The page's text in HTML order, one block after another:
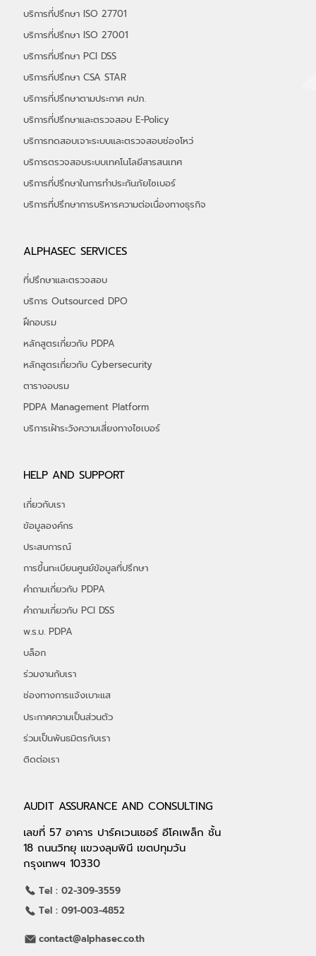
AUDIT ASSURANCE AND CONSULTING
เลขที่ 57 อาคาร ปาร์คเวนเชอร์ อีโคเพล็ก ชั้น
18 ถนนวิทยุ แขวงลุมพินี เขตปทุมวัน
กรุงเทพฯ 10330
contact@alphasec.co.th
Tel : 02-309-3559
Tel : 091-003-4852
บริการที่ปรึกษา ISO 27701
บริการที่ปรึกษา ISO 27001
บริการที่ปรึกษา PCI DSS
บริการที่ปรึกษา CSA STAR
บริการที่ปรึกษาตามประกาศ คปภ.
บริการที่ปรึกษาและตรวจสอบ E-Policy
บริการทดสอบเจาะระบบและตรวจสอบช่องโหว่
บริการตรวจสอบระบบเทคโนโลยีสารสนเทศ
บริการที่ปรึกษาในการทำประกันภัยไซเบอร์
​บริการที่ปรึกษาการบริหารความต่อเนื่องทางธุรกิจ
ALPHASEC SERVICES
ที่ปรึกษาและตรวจสอบ
บริการ Outsourced DPO
ฝึกอบรม
หลักสูตรเกี่ยวกับ PDPA
หลักสูตรเกี่ยวกับ Cybersecurity
ตารางอบรม
PDPA Management Platform
บริการเฝ้าระวังความเสี่ยงทางไซเบอร์
HELP AND SUPPORT
เกี่ยวกับเรา
ข้อมูลองค์กร
ประสบการณ์
การขึ้นทะเบียนศูนย์ข้อมูลที่ปรึกษา
คำถามเกี่ยวกับ PDPA
คำถามเกี่ยวกับ PCI DSS
พ.ร.บ. PDPA
บล็อก
ร่วมงานกับเรา
ช่องทางการแจ้งเบาะแส
ประกาศความเป็นส่วนตัว
ร่วมเป็นพันธมิตรกับเรา
ติดต่อเรา